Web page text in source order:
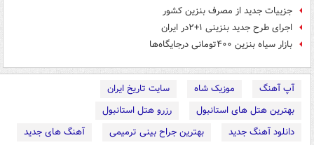
جزییات جدید از مصرف بنزین کشور
اجرای طرح جدید بنزینی ۱+۲در ایران
بازار سیاه بنزین ۴۰۰تومانی درجایگاه‌ها
آپ آهنگ موزیک شاه
سایت تاریخ ایران
بهترین هتل های استانبول
رزرو هتل استانبول
دانلود آهنگ جدید
بهترین جراح بینی ترمیمی
آهنگ های جدید